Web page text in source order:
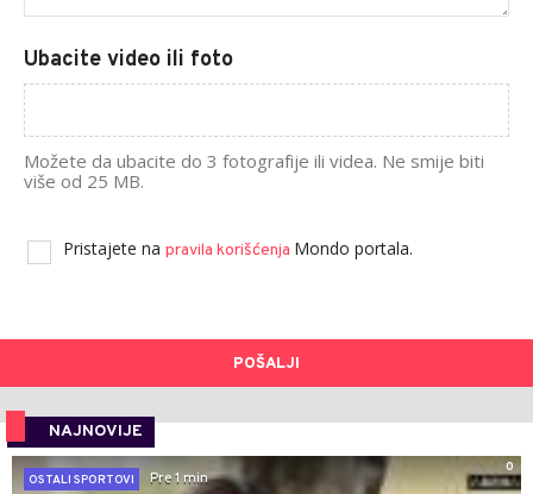
Ubacite video ili foto
Možete da ubacite do 3 fotografije ili videa. Ne smije biti
više od 25 MB.
Pristajete na pravila korišćenja Mondo portala.
POŠALJI
NAJNOVIJE
0
OSTALI SPORTOVI
Pre 1 min